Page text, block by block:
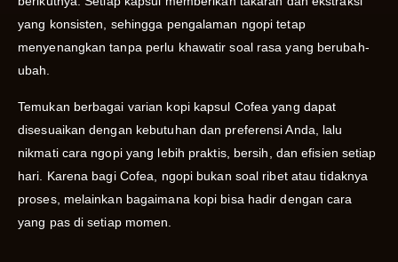
yang konsisten, sehingga pengalaman ngopi tetap
menyenangkan tanpa perlu khawatir soal rasa yang berubah-
ubah.
Temukan berbagai varian kopi kapsul Cofea yang dapat
disesuaikan dengan kebutuhan dan preferensi Anda, lalu
nikmati cara ngopi yang lebih praktis, bersih, dan efisien setiap
hari. Karena bagi Cofea, ngopi bukan soal ribet atau tidaknya
proses, melainkan bagaimana kopi bisa hadir dengan cara
yang pas di setiap momen.